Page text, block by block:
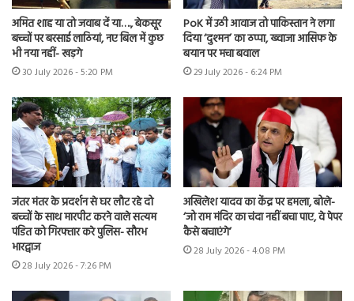
अमित शाह या तो जवाब दें या…., बेकसूर
बच्चों पर बरसाई लाठियां, नए बिल में कुछ
भी नया नहीं- खड़गे
30 July 2026 - 5:20 PM
PoK में उठी आवाज तो पाकिस्तान ने लगा
दिया ‘दुश्मन’ का ठप्पा, ख्वाजा आसिफ के
बयान पर मचा बवाल
29 July 2026 - 6:24 PM
जंतर मंतर के प्रदर्शन से घर लौट रहे दो
बच्चों के साथ मारपीट करने वाले सत्यम
पंडित को गिरफ्तार करे पुलिस- सौरभ
भारद्वाज
28 July 2026 - 7:26 PM
अखिलेश यादव का केंद्र पर हमला, बोले-
‘जो राम मंदिर का चंदा नहीं बचा पाए, वे पेपर
कैसे बचाएंगे’
28 July 2026 - 4:08 PM